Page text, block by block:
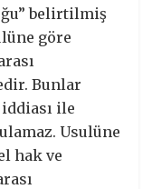
belirtilmiş
göre
Bunlar
ile
Usulüne
hak ve